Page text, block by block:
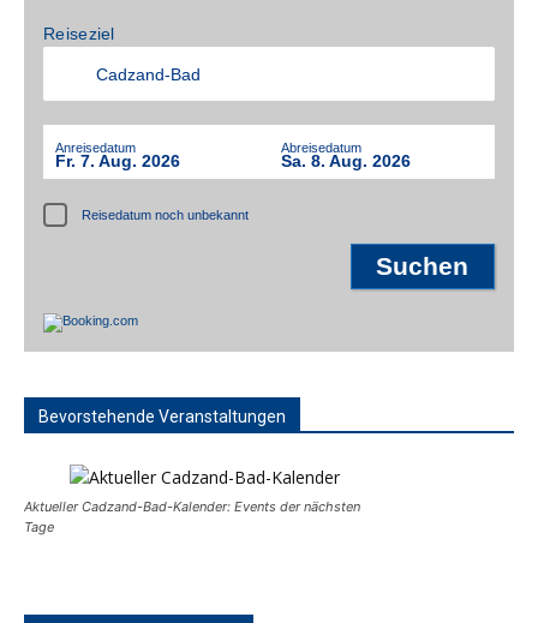
Reiseziel
Anreisedatum
Fr. 7. Aug. 2026
Abreisedatum
Sa. 8. Aug. 2026
Reisedatum noch unbekannt
Bevorstehende Veranstaltungen
Aktueller Cadzand-Bad-Kalender: Events der nächsten
Tage